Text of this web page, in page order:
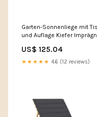
Garten-Sonnenliege mit
und Auflage Kiefer
US$ 125.04
★★★★★ 4.6 (12 reviews)